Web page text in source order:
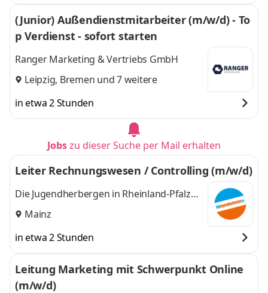
(Junior) Außendienstmitarbeiter (m/w/d) - To
p Verdienst - sofort starten
Ranger Marketing & Vertriebs GmbH
Leipzig, Bremen und 7 weitere
in etwa 2 Stunden
Jobszu dieser Suche per Mail erhalten
Leiter Rechnungswesen / Controlling (m/w/d)
Die Jugendherbergen in Rheinland-Pfalz
und im Saarland (Zentrale)
Mainz
in etwa 2 Stunden
Leitung Marketing mit Schwerpunkt Online
(m/w/d)